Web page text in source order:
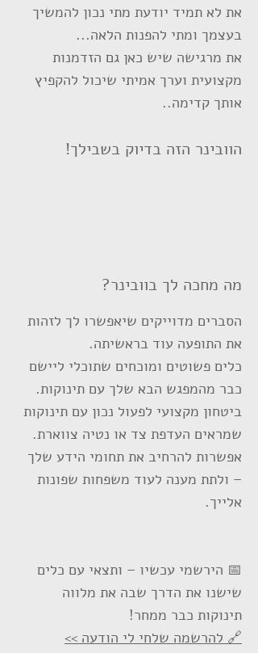
את לא תמיד יודעת מתי נכון להמשיך
בעצמך ומתי להפנות הלאה...
את מרגישה שיש כאן גם הזדמנות
מקצועית וערך אמיתי שיכול להקפיץ
אותך קדימה..
הוובינר הזה בדיוק בשבילך!
מה מחכה לך בוובינר?
הסברים מדוייקים שיאפשרו לך לזהות
את התופעה עוד בראשיתה.
כלים פשוטים ומוכחים שתוכלי ליישם
כבר מהמפגש הבא שלך עם תינוקות.
ביטחון מקצועי לפעול נכון עם תינוקות
שמראים העדפת צד או נטיה צווארת.
אפשרות להרחיב את תחומי הידע שלך
– ולתת מענה לעוד משפחות שפונות
אלייך.
📅 הירשמי עכשיו – ותצאי עם כלים
שישנו את הדרך שבה את מלווה
תינוקות כבר ממחר!
🔗 להרשמה שלחי לי הודעה >>